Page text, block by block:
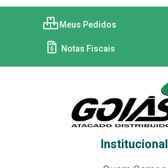
Meus Pedidos
Notas Fiscais
Institucional